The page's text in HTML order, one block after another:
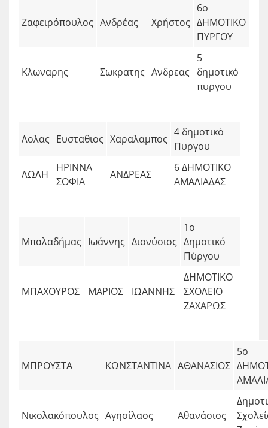
Ζαφειρόπουλος Ανδρέας Χρήστος
6o
ΔΗΜΟΤΙΚΟ
ΠΥΡΓΟΥ
Κλωναρης Σωκρατης Ανδρεας
5
δημοτικό
πυργου
Λολας Ευσταθιος Χαραλαμπος
4 δημοτικό
Πυργου
ΛΩΛΗ
ΗΡΙΝΝΑ
ΣΟΦΙΑ
ΑΝΔΡΕΑΣ
6 ΔΗΜΟΤΙΚΟ
ΑΜΑΛΙΑΔΑΣ
Μπαλαδήμας Ιωάννης Διονύσιος
1o
Δημοτικό
Πύργου
ΜΠΑΧΟΥΡΟΣ ΜΑΡΙΟΣ ΙΩΑΝΝΗΣ
ΔΗΜΟΤΙΚΟ
ΣΧΟΛΕΙΟ
ΖΑΧΑΡΩΣ
ΜΠΡΟΥΣΤΑ ΚΩΝΣΤΑΝΤΙΝΑ ΑΘΑΝΑΣΙΟΣ
5ο
Νικολακόπουλος Αγησίλαος Αθανάσιος